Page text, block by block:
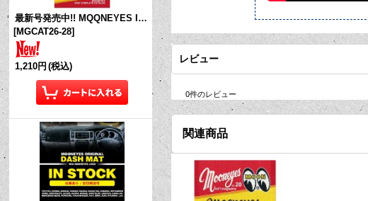
最新号発売中!! MQQNEYES International Magazine No.28 2026
[MGCAT26-28]
1,210円 (税込)
レビュー
0件のレビュー
関連商品